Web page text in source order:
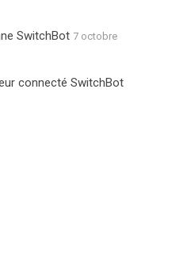
SwitchBot 7 octobre
connecté SwitchBot